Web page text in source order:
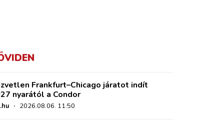
Frankfurt–Chicago járatot indít
nyarától a Condor
· 2026.08.06. 11:50